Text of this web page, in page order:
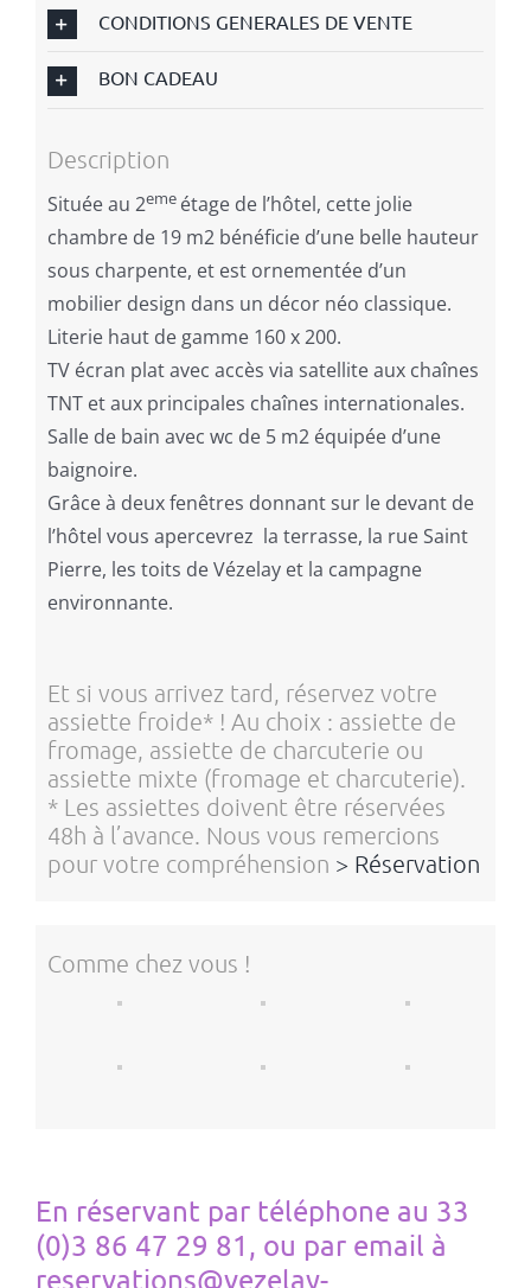
CONDITIONS GENERALES DE VENTE
BON CADEAU
Description
Située au 2eme étage de l’hôtel, cette jolie
chambre de 19 m2 bénéficie d’une belle hauteur
sous charpente, et est ornementée d’un
mobilier design dans un décor néo classique.
Literie haut de gamme 160 x 200.
TV écran plat avec accès via satellite aux chaînes
TNT et aux principales chaînes internationales.
Salle de bain avec wc de 5 m2 équipée d’une
baignoire.
Grâce à deux fenêtres donnant sur le devant de
l’hôtel vous apercevrez la terrasse, la rue Saint
Pierre, les toits de Vézelay et la campagne
environnante.
Et si vous arrivez tard, réservez votre
assiette froide* ! Au choix : assiette de
fromage, assiette de charcuterie ou
assiette mixte (fromage et charcuterie).
* Les assiettes doivent être réservées
48h à l’avance. Nous vous remercions
pour votre compréhension > Réservation
Comme chez vous !
En réservant par téléphone au 33
(0)3 86 47 29 81, ou par email à
reservations@vezelay-